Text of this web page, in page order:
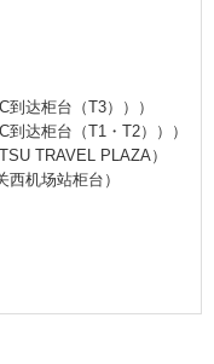
到达柜台（T3）））
到达柜台（T1・T2）））
TRAVEL PLAZA）
西机场站柜台）